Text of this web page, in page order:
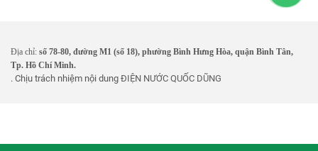
Địa chỉ: số 78-80, đường M1 (số 18), phường Bình Hưng Hòa, quận Bình Tân,
Tp. Hồ Chí Minh.
. Chịu trách nhiệm nội dung ĐIỆN NƯỚC QUỐC DŨNG